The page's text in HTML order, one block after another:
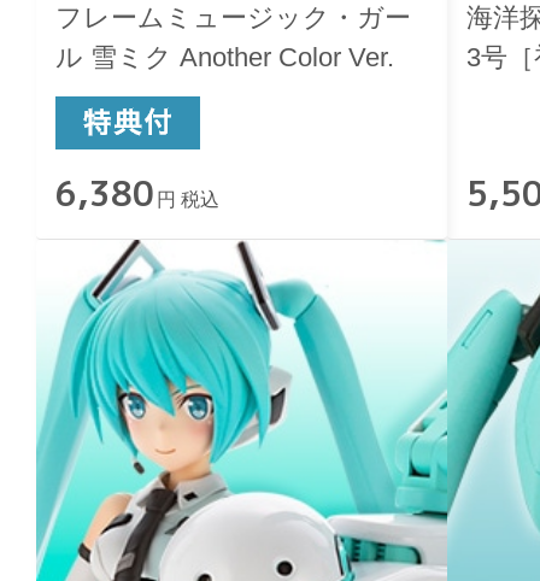
フレームミュージック・ガー
ル 雪ミク Another Color Ver.
6,380 円 税込
海洋
3号